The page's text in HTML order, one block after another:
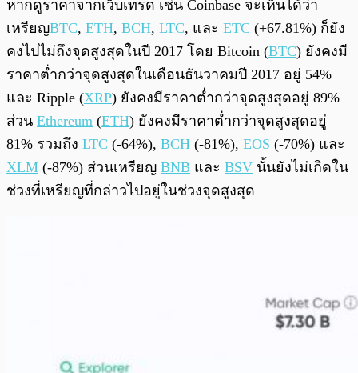
หากดูราคาจากเว็บเทรด เช่น Coinbase จะเห็นได้ว่า
เหรียญBTC, ETH, BCH, LTC, และ ETC (+67.81%) ก็ยัง
คงไปไม่ถึงจุดสูงสุดในปี 2017 โดย Bitcoin (BTC) ยังคงมี
ราคาต่ำกว่าจุดสูงสุดในเดือนธันวาคมปี 2017 อยู่ 54%
และ Ripple (XRP) ยังคงมีราคาต่ำกว่าจุดสูงสุดอยู่ 89%
ส่วน Ethereum (ETH) ยังคงมีราคาต่ำกว่าจุดสูงสุดอยู่
81% รวมถึง LTC (-64%), BCH (-81%), EOS (-70%) และ
XLM (-87%) ส่วนเหรียญ BNB และ BSV นั้นยังไม่เกิดใน
ช่วงที่เหรียญที่กล่าวไปอยู่ในช่วงจุดสูงสุด